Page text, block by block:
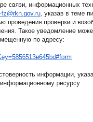
связи, информационных
fz@rkn.gov.ru , указав в теме
проведения проверки и
Такое уведомление
по адресу:
5856513e645bd#form
информации,
ресурсу.